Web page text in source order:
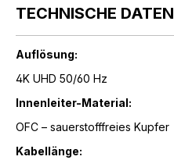
TECHNISCHE DATEN
Auflösung:
4K UHD 50/60 Hz
Innenleiter-Material:
OFC – sauerstofffreies Kupfer
Kabellänge: